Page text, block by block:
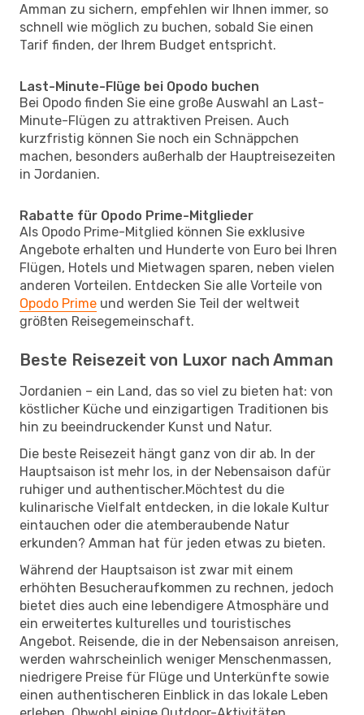
Amman zu sichern, empfehlen wir Ihnen immer, so
schnell wie möglich zu buchen, sobald Sie einen
Tarif finden, der Ihrem Budget entspricht.
Last-Minute-Flüge bei Opodo buchen
Bei Opodo finden Sie eine große Auswahl an Last-
Minute-Flügen zu attraktiven Preisen. Auch
kurzfristig können Sie noch ein Schnäppchen
machen, besonders außerhalb der Hauptreisezeiten
in Jordanien.
Rabatte für Opodo Prime-Mitglieder
Als Opodo Prime-Mitglied können Sie exklusive
Angebote erhalten und Hunderte von Euro bei Ihren
Flügen, Hotels und Mietwagen sparen, neben vielen
anderen Vorteilen. Entdecken Sie alle Vorteile von
Opodo Prime und werden Sie Teil der weltweit
größten Reisegemeinschaft.
Beste Reisezeit von Luxor nach Amman
Jordanien – ein Land, das so viel zu bieten hat: von
köstlicher Küche und einzigartigen Traditionen bis
hin zu beeindruckender Kunst und Natur.
Die beste Reisezeit hängt ganz von dir ab. In der
Hauptsaison ist mehr los, in der Nebensaison dafür
ruhiger und authentischer.Möchtest du die
kulinarische Vielfalt entdecken, in die lokale Kultur
eintauchen oder die atemberaubende Natur
erkunden? Amman hat für jeden etwas zu bieten.
Während der Hauptsaison ist zwar mit einem
erhöhten Besucheraufkommen zu rechnen, jedoch
bietet dies auch eine lebendigere Atmosphäre und
ein erweitertes kulturelles und touristisches
Angebot. Reisende, die in der Nebensaison anreisen,
werden wahrscheinlich weniger Menschenmassen,
niedrigere Preise für Flüge und Unterkünfte sowie
einen authentischeren Einblick in das lokale Leben